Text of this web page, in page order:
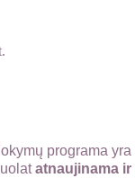
programa yra
atnaujinama ir